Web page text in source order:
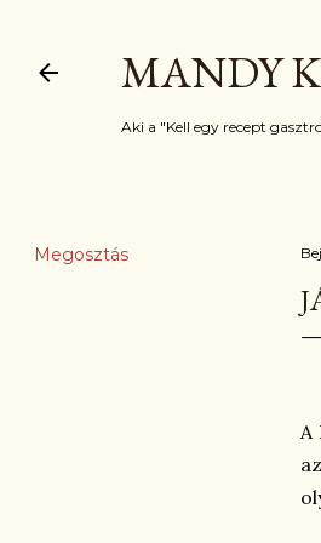
MANDY
Aki a "Kell egy recept
Megosztás
A